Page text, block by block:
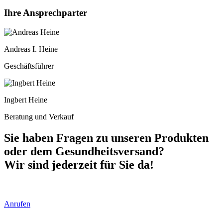
Ihre Ansprechparter
Andreas I. Heine
Geschäftsführer
Ingbert Heine
Beratung und Verkauf
Sie haben Fragen zu unseren Produkten
oder dem Gesundheitsversand?
Wir sind jederzeit für Sie da!
Anrufen